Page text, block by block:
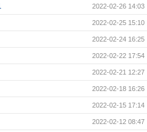
2022-02-26 14:03
2022-02-25 15:10
2022-02-24 16:25
2022-02-22 17:54
2022-02-21 12:27
2022-02-18 16:26
2022-02-15 17:14
2022-02-12 08:47